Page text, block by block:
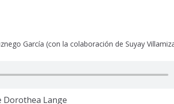
García (con la colaboración de Suyay
Dorothea Lange